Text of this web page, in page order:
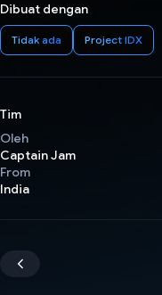
Dibuat dengan
Tidak ada Project IDX
Tim
Oleh
Captain Jam
From
India